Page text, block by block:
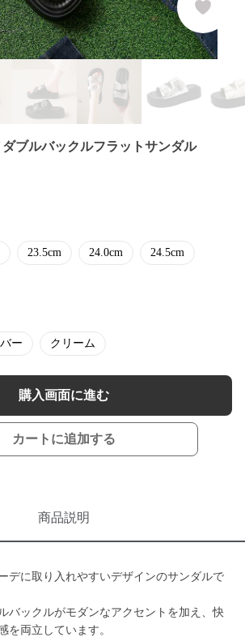
ブルバックルフラットサンダル
23.5cm 24.0cm 24.5cm
ー クリーム
購入画面に進む
カートに追加する
商品説明
デに取り入れやすいデザインのサンダルで
バックルがモダンなアクセントを加え、快
を両立しています。